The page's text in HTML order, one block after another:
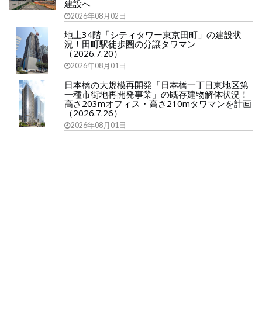
建設へ
2026年08月02日
地上34階「シティタワー東京田町」の建設状
況！田町駅徒歩圏の分譲タワマン
（2026.7.20）
2026年08月01日
日本橋の大規模再開発「日本橋一丁目東地区第
一種市街地再開発事業」の既存建物解体状況！
高さ203mオフィス・高さ210mタワマンを計画
（2026.7.26）
2026年08月01日